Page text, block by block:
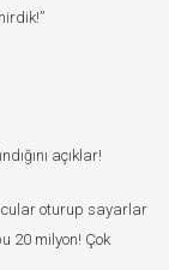
açıklar!
oturup sayarlar
20 milyon! Çok